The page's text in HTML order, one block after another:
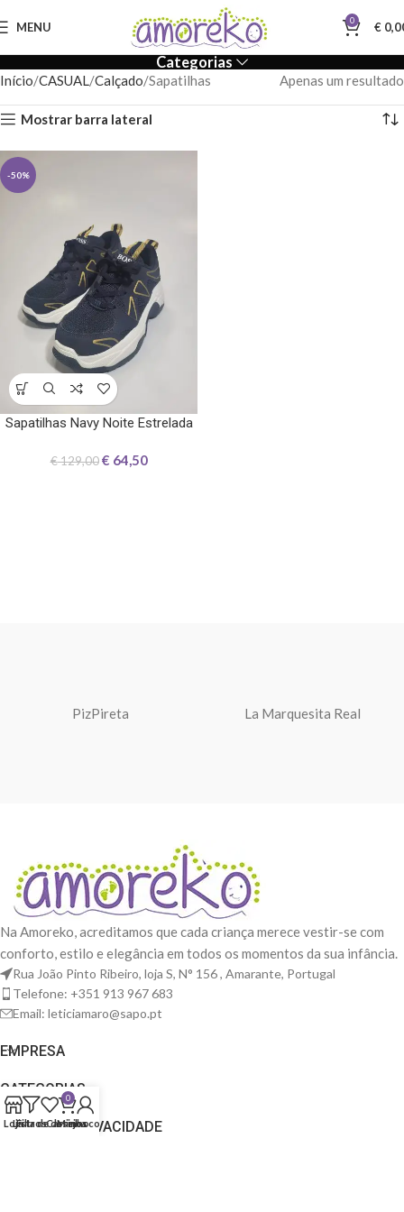
MENU 0 €
Categorias
Início CASUAL Calçado Sapatilhas Apenas um resultado
Mostrar barra lateral
-50%
Sapatilhas Navy Noite Estrelada
€129,00 € 64,50
PizPireta La Marquesita Real
Na Amoreko, acreditamos que cada criança merece vestir-se com
conforto, estilo e elegância em todos os momentos da sua infância.
Rua João Pinto Ribeiro, loja S, N° 156 , Amarante, Portugal
Telefone: +351 913 967 683
Email: leticiamaro@sapo.pt
EMPRESA
CATEGORIAS
TERMOS E PRIVACIDADE
LojaFiltros
Lista de desejos
0
Carrinho
Minha conta